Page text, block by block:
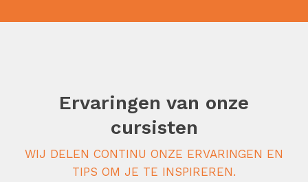
Ervaringen van onze
cursisten
WIJ DELEN CONTINU ONZE ERVARINGEN EN
TIPS OM JE TE INSPIREREN.